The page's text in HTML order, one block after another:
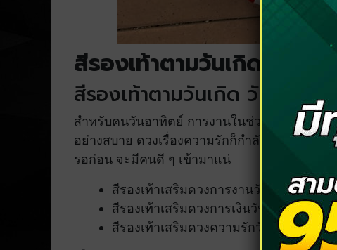
สีรองเท้าตามวันเกิด 7 วัน
สีรองเท้าตามวันเกิด วันอาทิตย์
สำหรับคนวันอาทิตย์ การงานในช่วงนี้ถือว่าดี อยู่
อย่างสบาย ดวงเรื่องความรักก็กำลังมา คนมีคู่
รอก่อน จะมีคนดี ๆ เข้ามาแน่
สีรองเท้าเสริมดวงการงานวันอาทิตย์ สีแด
สีรองเท้าเสริมดวงการเงินวันอาทิตย์ สีดำ
สีรองเท้าเสริมดวงความรักวันอาทิตย์ สีเท